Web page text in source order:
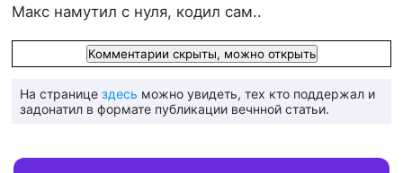
Макс намутил с нуля, кодил сам..
Комментарии скрыты, можно открыть
На странице здесь можно увидеть, тех кто поддержал и
задонатил в формате публикации вечнной статьи.